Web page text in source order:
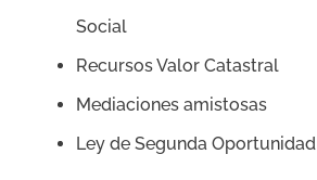
Social
Recursos Valor Catastral
Mediaciones amistosas
Ley de Segunda Oportunidad